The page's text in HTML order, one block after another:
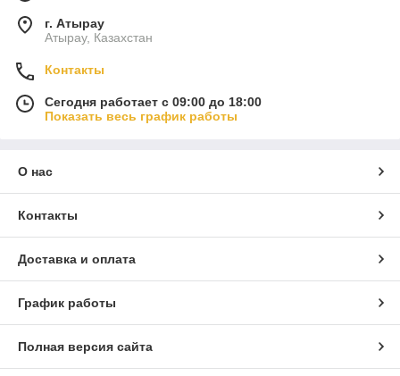
г. Атырау
Атырау, Казахстан
Контакты
Сегодня работает с 09:00 до 18:00
Показать весь график работы
О нас
Контакты
Доставка и оплата
График работы
Полная версия сайта